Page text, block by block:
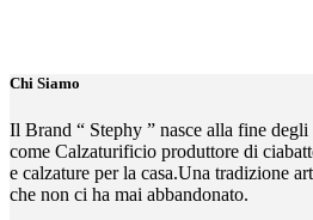
Chi Siamo
Il Brand “ Stephy ” nasce alla fine degli
come Calzaturificio produttore di
e calzature per la casa.Una tradizione
che non ci ha mai abbandonato.